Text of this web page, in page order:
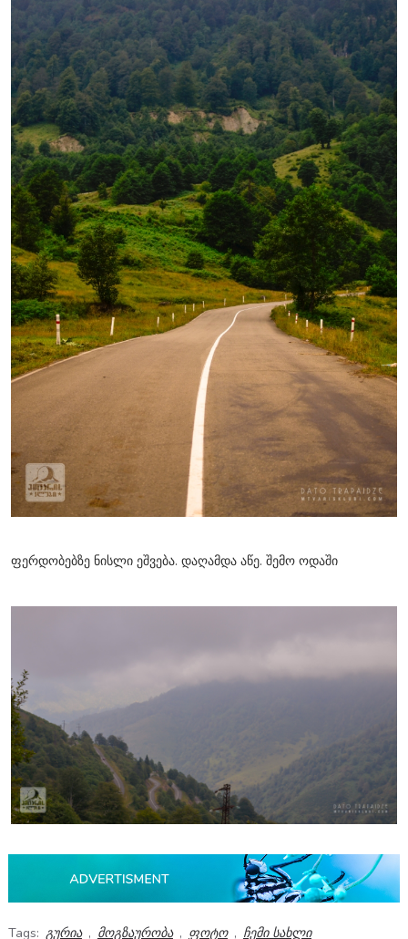
ფერდობებზე ნისლი ეშვება. დაღამდა აწე. შემო ოდაში
Tags: გურია , მოგზაურობა , ფოტო , ჩემი სახლი